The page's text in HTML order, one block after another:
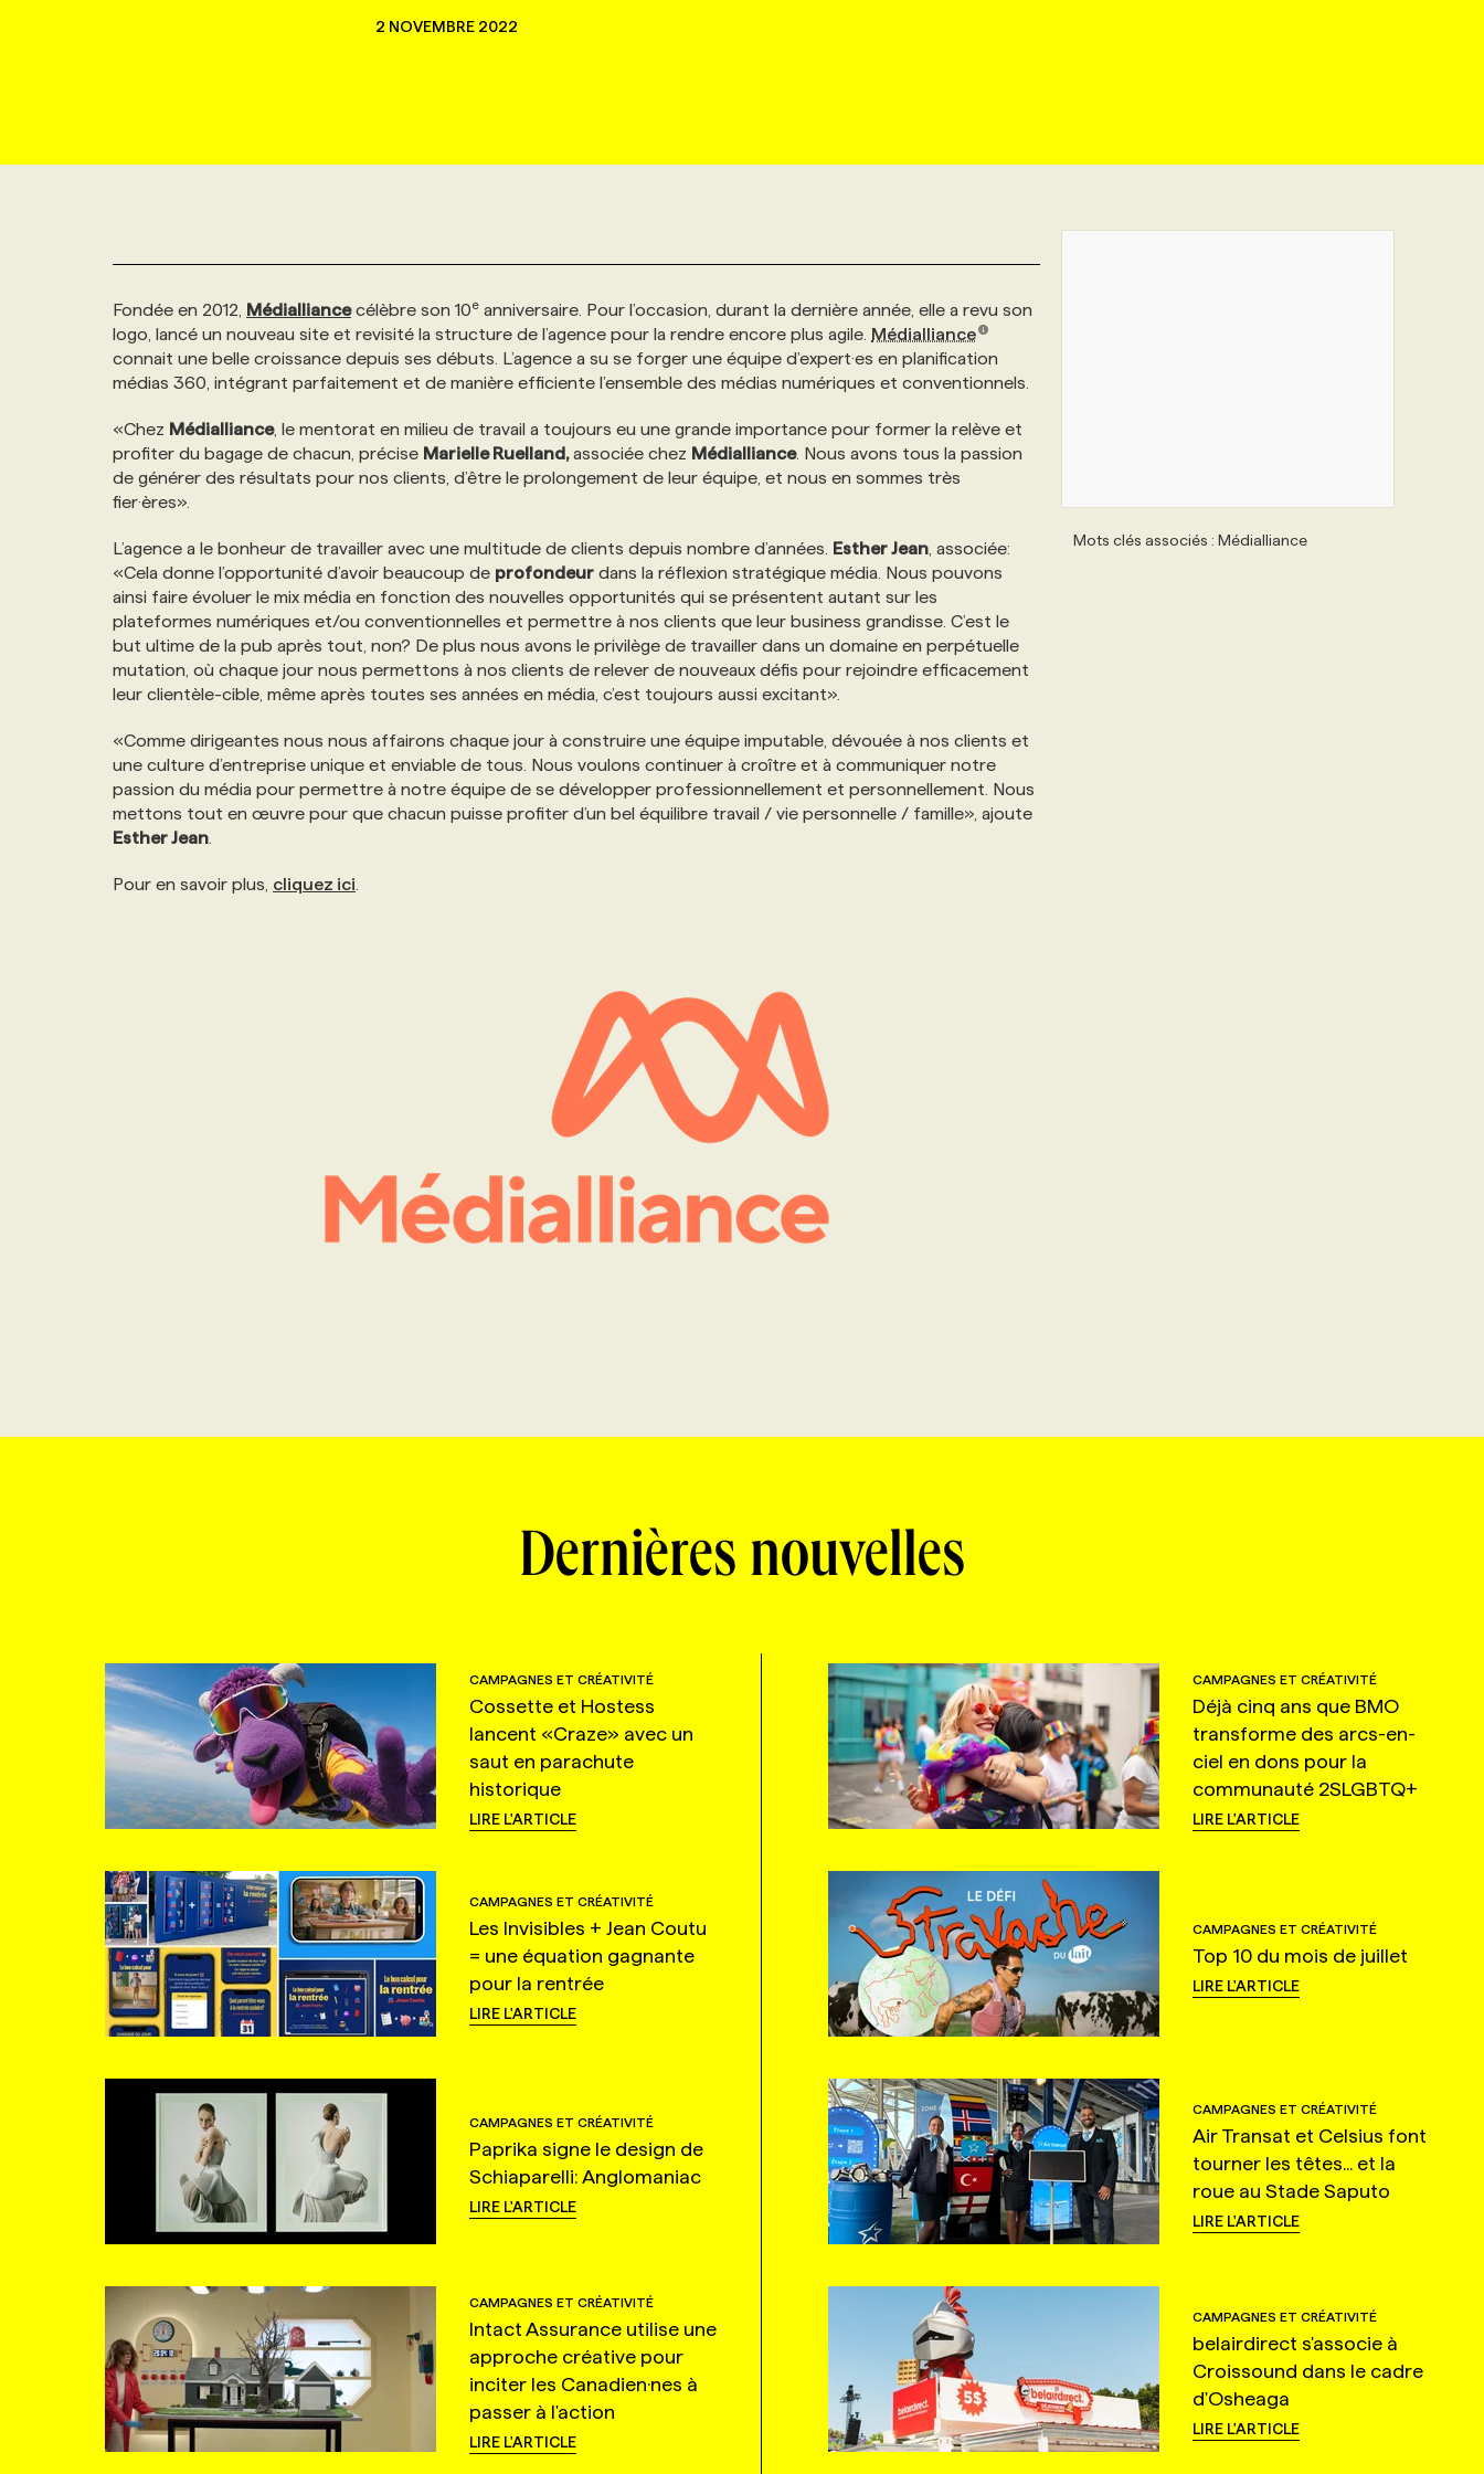
PRIX ET DISTINCTIONS
TENDANCES
GEO/SEO
ÉVÉNEMENTIEL
NOS AUTEUR‧RICES
FAQ
ANNONCEZ AVEC NOUS
FORMATIONS PERSONNALISÉES
NOS FORMATEUR‧RICES
POURQUOI CHOISIR NOS FORMATIONS
PROGRAMMES DE SUBVENTIONS
ANNONCEZ AVEC NOUS
NOS TARIFS
NOS EXPERTISES
2 NOVEMBRE 2022
Fondée en 2012, Médialliancecélèbre son 10e anniversaire. Pour l’occasion, durant la dernière année, elle a revu son
logo, lancé un nouveau site et revisité la structure de l’agence pour la rendre encore plus agile. Médialliance
connait une belle croissance depuis ses débuts. L’agence a su se forger une équipe d’expert·es en planification
médias 360, intégrant parfaitement et de manière efficiente l’ensemble des médias numériques et conventionnels.
«Chez Médialliance, le mentorat en milieu de travail a toujours eu une grande importance pour former la relève et
profiter du bagage de chacun, précise Marielle Ruelland,associée chez Médialliance. Nous avons tous la passion
de générer des résultats pour nos clients, d’être le prolongement de leur équipe, et nous en sommes très
fier·ères».
L’agence a le bonheur de travailler avec une multitude de clients depuis nombre d’années. Esther Jean , associée:
«Cela donne l’opportunité d’avoir beaucoup de profondeur dans la réflexion stratégique média. Nous pouvons
ainsi faire évoluer le mix média en fonction des nouvelles opportunités qui se présentent autant sur les
plateformes numériques et/ou conventionnelles et permettre à nos clients que leur business grandisse. C’est le
but ultime de la pub après tout, non? De plus nous avons le privilège de travailler dans un domaine en perpétuelle
mutation, où chaque jour nous permettons à nos clients de relever de nouveaux défis pour rejoindre efficacement
leur clientèle-cible, même après toutes ses années en média, c’est toujours aussi excitant».
«Comme dirigeantes nous nous affairons chaque jour à construire une équipe imputable, dévouée à nos clients et
une culture d’entreprise unique et enviable de tous. Nous voulons continuer à croître et à communiquer notre
passion du média pour permettre à notre équipe de se développer professionnellement et personnellement. Nous
mettons tout en œuvre pour que chacun puisse profiter d’un bel équilibre travail / vie personnelle / famille», ajoute
Esther Jean
Pour en savoir plus, cliquez ici
Mots clés associés : Médialliance
Dernières nouvelles
CAMPAGNES ET CRÉATIVITÉ
Cossette et Hostess
lancent «Craze» avec un
saut en parachute
historique
LIRE L'ARTICLE
CAMPAGNES ET CRÉATIVITÉ
Déjà cinq ans que BMO
transforme des arcs-en-
ciel en dons pour la
communauté 2SLGBTQ+
LIRE L'ARTICLE
CAMPAGNES ET CRÉATIVITÉ
Les Invisibles + Jean Coutu
= une équation gagnante
pour la rentrée
LIRE L'ARTICLE
CAMPAGNES ET CRÉATIVITÉ
Top 10 du mois de juillet
LIRE L'ARTICLE
CAMPAGNES ET CRÉATIVITÉ
Paprika signe le design de
Schiaparelli: Anglomaniac
LIRE L'ARTICLE
CAMPAGNES ET CRÉATIVITÉ
Air Transat et Celsius font
tourner les têtes... et la
roue au Stade Saputo
LIRE L'ARTICLE
CAMPAGNES ET CRÉATIVITÉ
Intact Assurance utilise une
approche créative pour
inciter les Canadien·nes à
passer à l'action
LIRE L'ARTICLE
CAMPAGNES ET CRÉATIVITÉ
belairdirect s'associe à
Croissound dans le cadre
d'Osheaga
LIRE L'ARTICLE